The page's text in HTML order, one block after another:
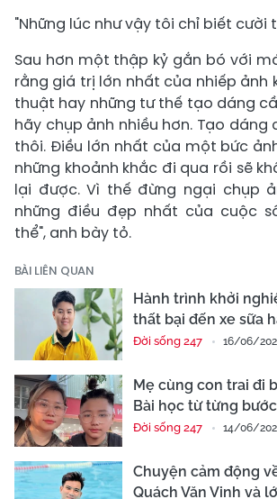
"Những lúc như vậy tôi chỉ biết cười
Sau hơn một thập kỷ gắn bó với
rằng giá trị lớn nhất của nhiếp ảnh
thuật hay những tư thế tạo dáng
hãy chụp ảnh nhiều hơn. Tạo
thôi. Điều lớn nhất của một bức
những khoảnh khắc đi qua rồi sẽ
lại được. Vì thế đừng ngại chụp
những điều đẹp nhất của cuộc
thể", anh bày tỏ.
BÀI LIÊN QUAN
Hành trình khởi
thất bại đến xe sữa
Đời sống 247 16/06/
Mẹ cùng con trai đi
Bài học từ từng
Đời sống 247 14/06/
Chuyện cảm động
Quách Văn Vinh và